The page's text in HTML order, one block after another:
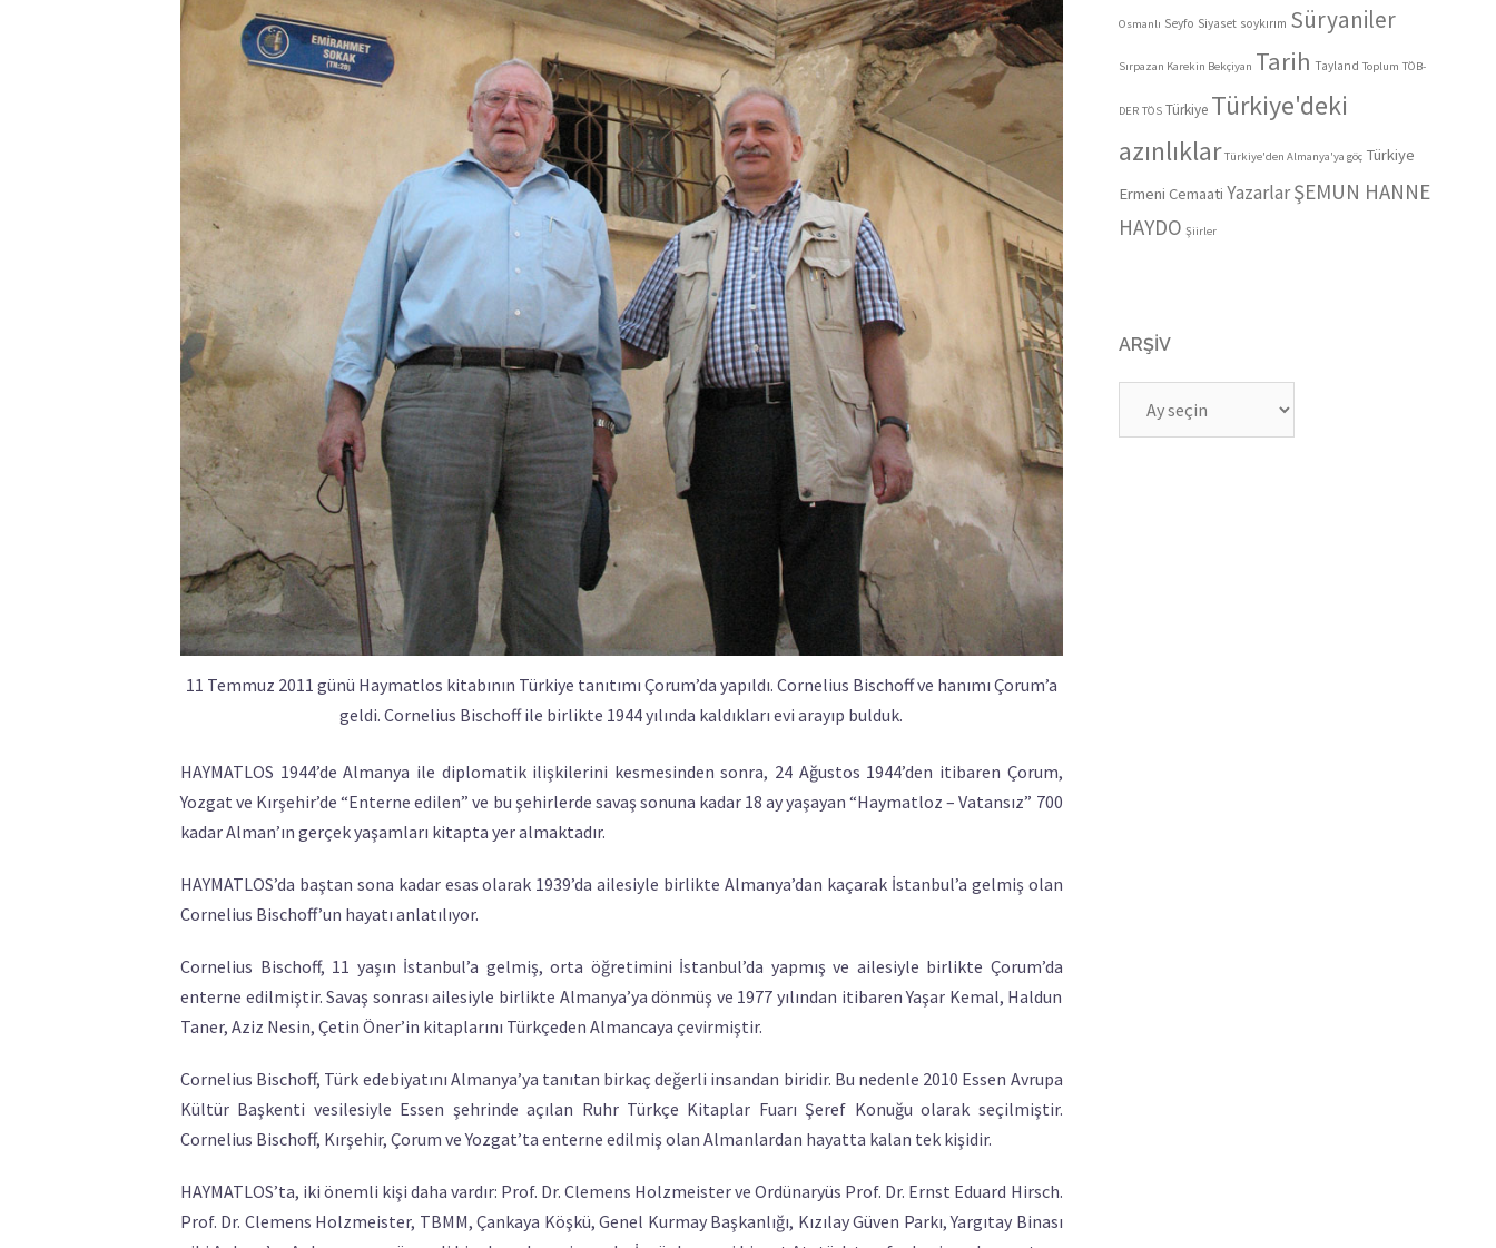
11 Temmuz 2011 günü Haymatlos kitabının Türkiye tanıtımı Çorum’da yapıldı. Cornelius Bischoff ve hanımı Çorum’a
geldi. Cornelius Bischoff ile birlikte 1944 yılında kaldıkları evi arayıp bulduk.
HAYMATLOS 1944’de Almanya ile diplomatik ilişkilerini kesmesinden sonra, 24 Ağustos 1944’den itibaren Çorum,
Yozgat ve Kırşehir’de “Enterne edilen” ve bu şehirlerde savaş sonuna kadar 18 ay yaşayan “Haymatloz – Vatansız” 700
kadar Alman’ın gerçek yaşamları kitapta yer almaktadır.
HAYMATLOS’da baştan sona kadar esas olarak 1939’da ailesiyle birlikte Almanya’dan kaçarak İstanbul’a gelmiş olan
Cornelius Bischoff’un hayatı anlatılıyor.
Cornelius Bischoff, 11 yaşın İstanbul’a gelmiş, orta öğretimini İstanbul’da yapmış ve ailesiyle birlikte Çorum’da
enterne edilmiştir. Savaş sonrası ailesiyle birlikte Almanya’ya dönmüş ve 1977 yılından itibaren Yaşar Kemal, Haldun
Taner, Aziz Nesin, Çetin Öner’in kitaplarını Türkçeden Almancaya çevirmiştir.
Cornelius Bischoff, Türk edebiyatını Almanya’ya tanıtan birkaç değerli insandan biridir. Bu nedenle 2010 Essen Avrupa
Kültür Başkenti vesilesiyle Essen şehrinde açılan Ruhr Türkçe Kitaplar Fuarı Şeref Konuğu olarak seçilmiştir.
Cornelius Bischoff, Kırşehir, Çorum ve Yozgat’ta enterne edilmiş olan Almanlardan hayatta kalan tek kişidir.
HAYMATLOS’ta, iki önemli kişi daha vardır: Prof. Dr. Clemens Holzmeister ve Ordünaryüs Prof. Dr. Ernst Eduard Hirsch.
Prof. Dr. Clemens Holzmeister, TBMM, Çankaya Köşkü, Genel Kurmay Başkanlığı, Kızılay Güven Parkı, Yargıtay Binası
Osmanlı Seyfo Siyaset soykırım Süryaniler
Sırpazan Karekin Bekçiyan Tarih Tayland Toplum TÖB-
DER TÖS Türkiye Türkiye'deki
azınlıklar Türkiye'den Almanya'ya göç Türkiye
Ermeni Cemaati Yazarlar ŞEMUN HANNE
HAYDO Şiirler
ARŞIV